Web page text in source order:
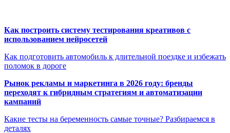
Как построить систему тестирования креативов с
использованием нейросетей
Как подготовить автомобиль к длительной поездке и избежать
поломок в дороге
Рынок рекламы и маркетинга в 2026 году: бренды
переходят к гибридным стратегиям и автоматизации
кампаний
Какие тесты на беременность самые точные? Разбираемся в
деталях